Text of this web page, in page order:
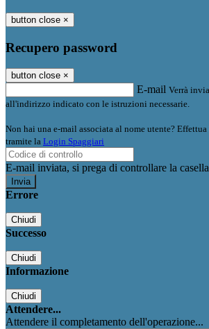
button close ×
Recupero password
button close ×
E-mail Verrà
all'indirizzo indicato con le istruzioni necessarie.
Non hai una e-mail associata al nome utente?
tramite la Login Spaggiari
E-mail inviata, si prega di controllare la
Errore
Chiudi
Successo
Chiudi
Informazione
Chiudi
Attendere...
Attendere il completamento dell'operazione...